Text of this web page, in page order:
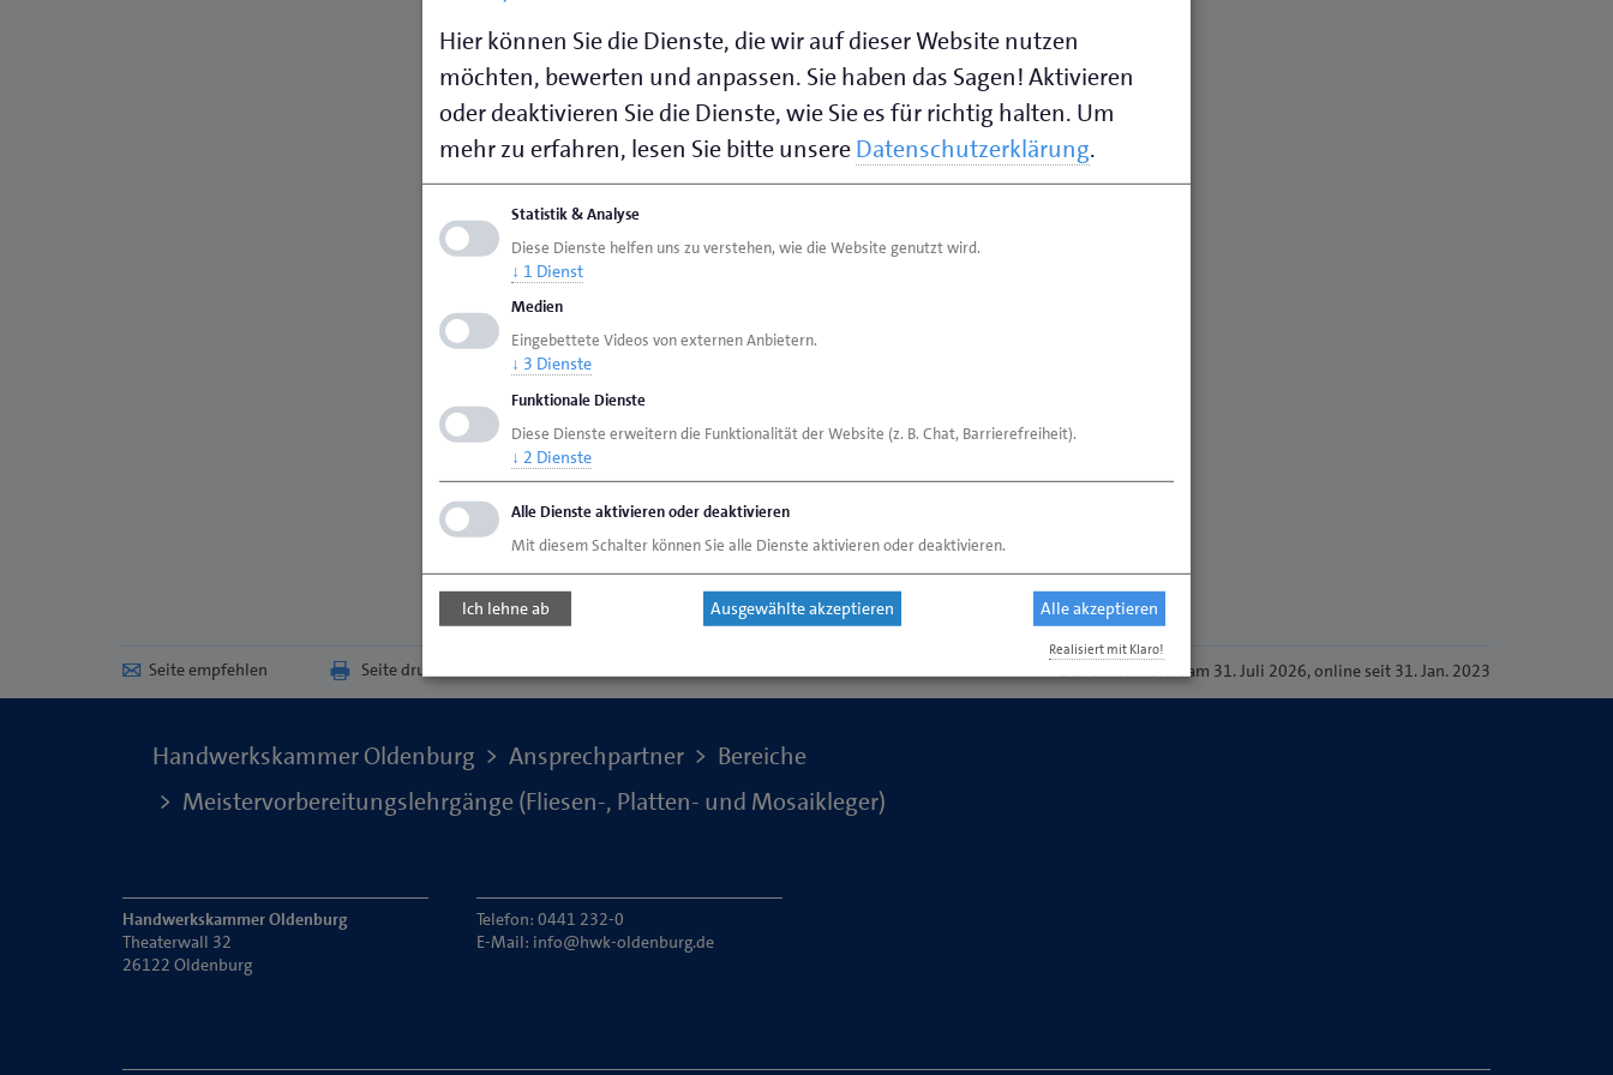
Seite empfehlen Seite drucken Seiteaktualisiert am 31. Juli 2026, online seit 31. Jan. 2023
Handwerkskammer Oldenburg Ansprechpartner
Bereiche
Meistervorbereitungslehrgänge (Fliesen-, Platten- und Mosaikleger)
Handwerkskammer Oldenburg
Theaterwall 32
26122 Oldenburg
Telefon: 0441 232-0
E-Mail: info@hwk-oldenburg.de
Hier können Sie die Dienste, die wir auf dieser Website nutzen
möchten, bewerten und anpassen. Sie haben das Sagen! Aktivieren
oder deaktivieren Sie die Dienste, wie Sie es für richtig halten. Um
mehr zu erfahren, lesen Sie bitte unsereDatenschutzerklärung.
Statistik & Analyse
Diese Dienste helfen uns zu verstehen, wie die Website genutzt wird.
↓ 1 Dienst
Medien
Eingebettete Videos von externen Anbietern.
↓ 3 Dienste
Funktionale Dienste
Diese Dienste erweitern die Funktionalität der Website (z. B. Chat, Barrierefreiheit).
↓ 2 Dienste
Alle Dienste aktivieren oder deaktivieren
Mit diesem Schalter können Sie alle Dienste aktivieren oder deaktivieren.
Ich lehne ab Ausgewählte akzeptieren Alle akzeptieren
Realisiert mit Klaro!